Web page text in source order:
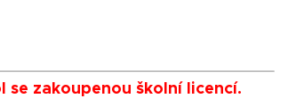
zakoupenou školní licencí.